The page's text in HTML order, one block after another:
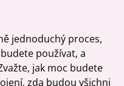
jednoduchý proces,
používat, a
jak moc budete
zda budou všichni